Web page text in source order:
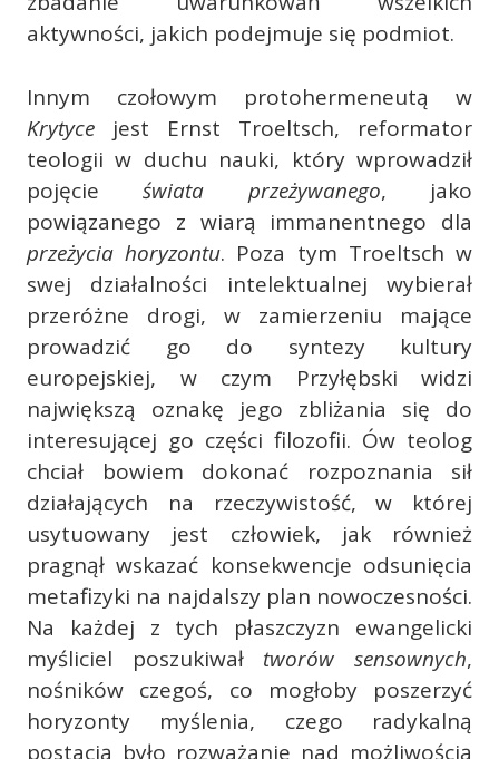
aktywności, jakich podejmuje się podmiot.
Innym czołowym protohermeneutą w
Krytyce jest Ernst Troeltsch, reformator
teologii w duchu nauki, który wprowadził
pojęcieświata przeżywanego, jako
powiązanego z wiarą immanentnego dla
przeżycia horyzontu. Poza tym Troeltsch w
swej działalności intelektualnej wybierał
przeróżne drogi, w zamierzeniu mające
prowadzić go do syntezy kultury
europejskiej, w czym Przyłębski widzi
największą oznakę jego zbliżania się do
interesującej go części filozofii. Ów teolog
chciał bowiem dokonać rozpoznania sił
działających na rzeczywistość, w której
usytuowany jest człowiek, jak również
pragnął wskazać konsekwencje odsunięcia
metafizyki na najdalszy plan nowoczesności.
Na każdej z tych płaszczyzn ewangelicki
myśliciel poszukiwał tworów sensownych,
nośników czegoś, co mogłoby poszerzyć
horyzonty myślenia, czego radykalną
postacią było rozważanie nad możliwością